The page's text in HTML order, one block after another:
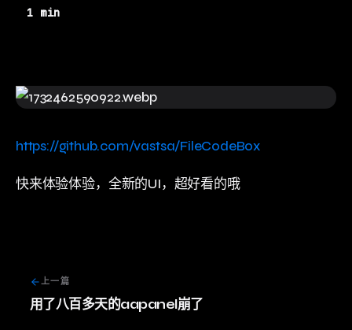
1 min
https://github.com/vastsa/FileCodeBox
快来体验体验，全新的UI，超好看的哦
上一篇
用了八百多天的aapanel崩了